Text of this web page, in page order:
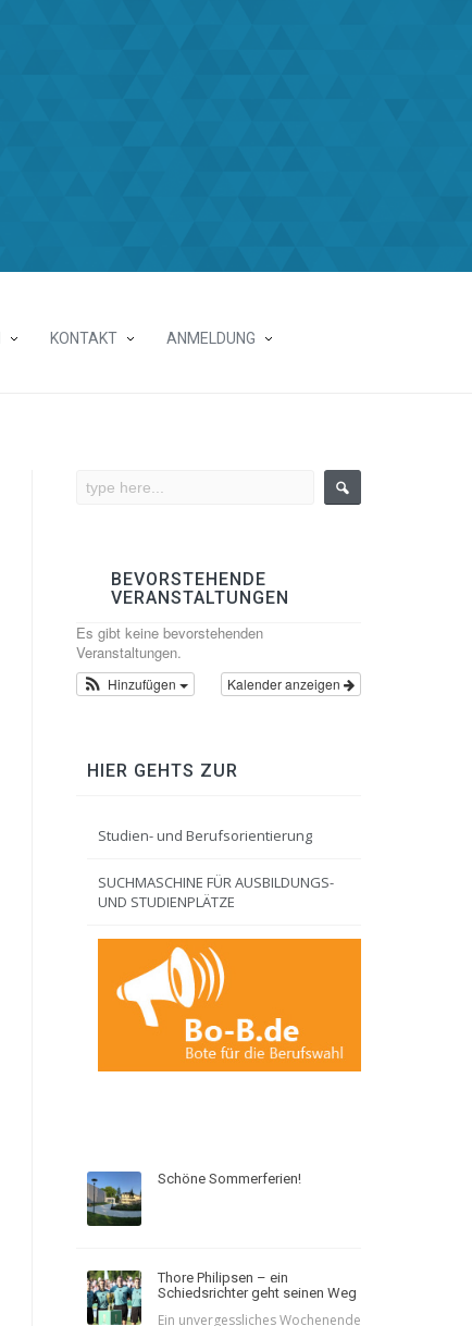
KONTAKT ANMELDUNG
BEVORSTEHENDE
VERANSTALTUNGEN
Es gibt keine bevorstehenden
Veranstaltungen.
Kalender anzeigen
Hinzufügen
HIER GEHTS ZUR
Studien- und Berufsorientierung
SUCHMASCHINE FÜR AUSBILDUNGS-
UND STUDIENPLÄTZE
Schöne Sommerferien!
Thore Philipsen – ein
Schiedsrichter geht seinen Weg
Ein unvergessliches Wochenende